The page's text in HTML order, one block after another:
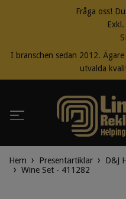
Fråga oss!
I branschen sedan 2012.
utvalda
Hem Presentartiklar
D&J
Wine Set - 411282